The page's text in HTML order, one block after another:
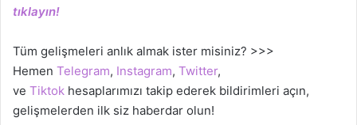
tıklayın!
Tüm gelişmeleri anlık almak ister misiniz? >>>
Hemen Telegram, Instagram, Twitter,
ve Tiktok hesaplarımızı takip ederek bildirimleri açın,
gelişmelerden ilk siz haberdar olun!